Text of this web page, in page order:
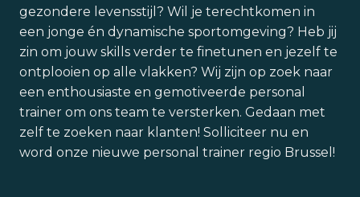
gezondere levensstijl? Wil je terechtkomen in
een jonge én dynamische sportomgeving? Heb jij
zin om jouw skills verder te finetunen en jezelf te
ontplooien op alle vlakken? Wij zijn op zoek naar
een enthousiaste en gemotiveerde personal
trainer om ons team te versterken. Gedaan met
zelf te zoeken naar klanten! Solliciteer nu en
word onze nieuwe personal trainer regio Brussel!